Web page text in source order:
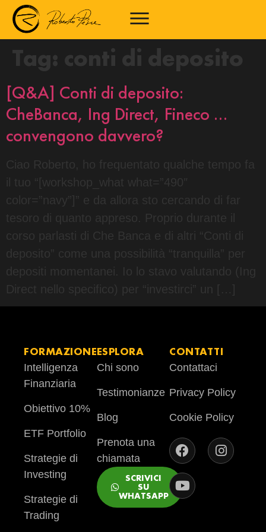
Tag: conti di deposito
[Q&A] Conti di deposito:
CheBanca, Ing Direct, Fineco …
convengono davvero?
Ciao Roberto, ho frequentato qualche tempo fa
il tuo “[workshop_what what=”490″
color=”navy”]” e da allora sto cercando di far
tesoro di quanto appreso. Proprio durante il
corso parlasti di Che Banca e di altri “Conti di
deposito” come una possibilità “tranquilla” per
depositi momentanei. Io lo stavo valutando (Ing
Direct nello specifico) per “investirci” un […]
FORMAZIONE
Intelligenza
Finanziaria
Obiettivo 10%
ETF Portfolio
Strategie di
Investing
Strategie di
Trading
ESPLORA
Chi sono
Testimonianze
Blog
Prenota una
chiamata
SCRIVICI
SU
WHATSAPP
CONTATTI
Contattaci
Privacy Policy
Cookie Policy